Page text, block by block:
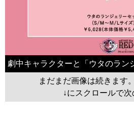
劇中キャラクターと「ウタのラン
まだまだ画像は続きます
↓にスクロールで次